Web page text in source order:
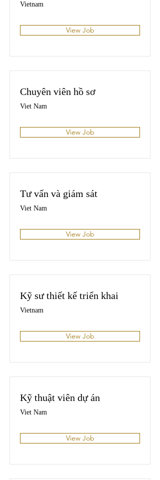
Vietnam
View Job
Chuyên viên hồ sơ
Viet Nam
View Job
Tư vấn và giám sát
Viet Nam
View Job
Kỹ sư thiết kế triển khai
Vietnam
View Job
Kỹ thuật viên dự án
Viet Nam
View Job